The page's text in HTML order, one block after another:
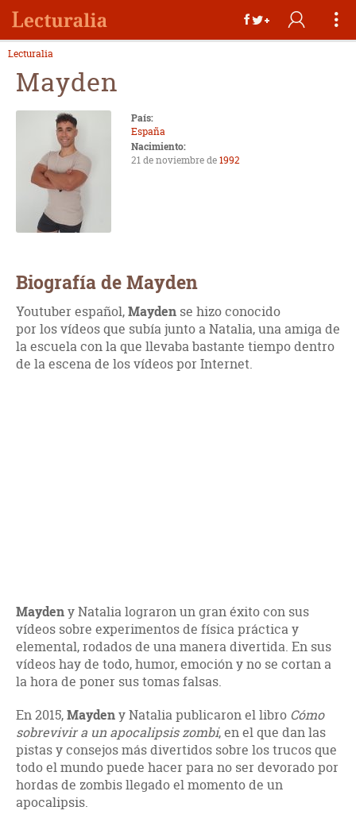
Lecturalia
Mayden
País:
España
Nacimiento:
21 de noviembre de1992
Biografía de Mayden
Youtuber español,Mayden se hizo conocido
por los vídeos que subía junto a Natalia, una amiga de
la escuela con la que llevaba bastante tiempo dentro
de la escena de los vídeos por Internet.
Maydeny Natalia lograron un gran éxito con sus
vídeos sobre experimentos de física práctica y
elemental, rodados de una manera divertida. En sus
vídeos hay de todo, humor, emoción y no se cortan a
la hora de poner sus tomas falsas.
En 2015,Maydeny Natalia publicaron el libro Cómo
sobrevivir a un apocalipsis zombi, en el que dan las
pistas y consejos más divertidos sobre los trucos que
todo el mundo puede hacer para no ser devorado por
hordas de zombis llegado el momento de un
apocalipsis.